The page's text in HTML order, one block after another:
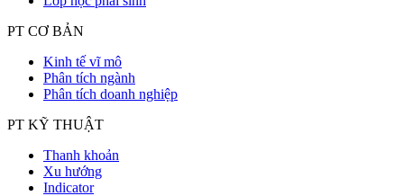
PT CƠ BẢN
Kinh tế vĩ mô
Phân tích ngành
Phân tích doanh nghiệp
PT KỸ THUẬT
Thanh khoản
Xu hướng
Indicator